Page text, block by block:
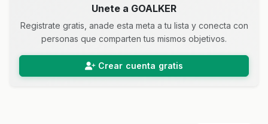
Unete a GOALKER
Registrate gratis, anade esta meta a tu lista y conecta con
personas que comparten tus mismos objetivos.
Crear cuenta gratis